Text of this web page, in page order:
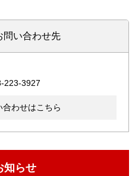
問い合わせ先
223-3927
合わせはこちら
知らせ